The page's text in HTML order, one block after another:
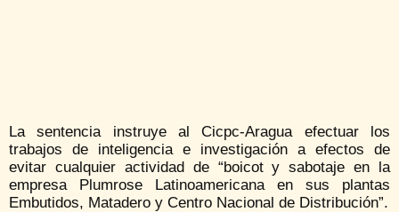
La sentencia instruye al Cicpc-Aragua efectuar los
trabajos de inteligencia e investigación a efectos de
evitar cualquier actividad de “boicot y sabotaje en la
empresa Plumrose Latinoamericana en sus plantas
Embutidos, Matadero y Centro Nacional de Distribución”.